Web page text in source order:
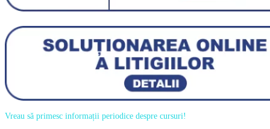
Vreau să primesc informații periodice despre cursuri!